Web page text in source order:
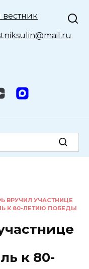
ВРУЧИЛ УЧАСТНИЦЕ
К 80-ЛЕТИЮ ПОБЕДЫ
к 80-